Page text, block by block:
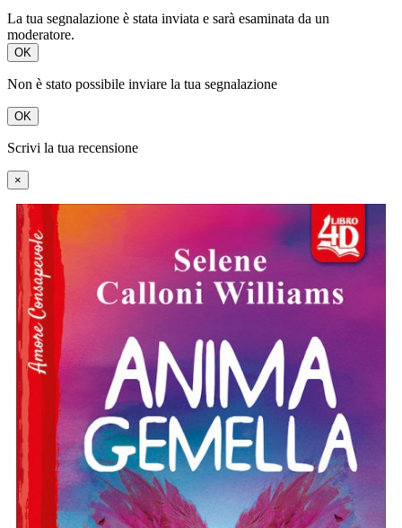
La tua segnalazione è stata inviata e sarà esaminata da un
moderatore.
OK
Non è stato possibile inviare la tua segnalazione
OK
Scrivi la tua recensione
×